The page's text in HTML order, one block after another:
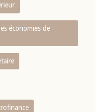
économies de